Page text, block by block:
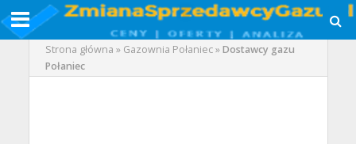
Strona główna » Gazownia Połaniec»Dostawcy gazu
Połaniec